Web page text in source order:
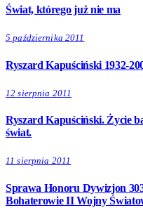
Świat, którego już nie ma
5 października 2011
Ryszard Kapuściński 1932-
12 sierpnia 2011
Ryszard Kapuściński. Życie
świat.
11 sierpnia 2011
Sprawa Honoru Dywizjon
Bohaterowie II Wojny